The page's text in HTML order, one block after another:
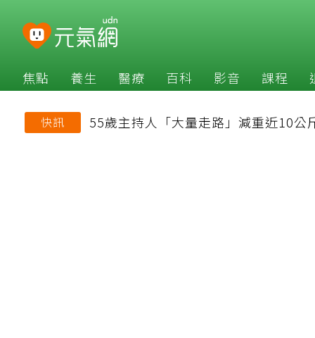
焦點 養生 醫療 百科 影音 課程
快訊 55歲主持人「大量走路」減重近10